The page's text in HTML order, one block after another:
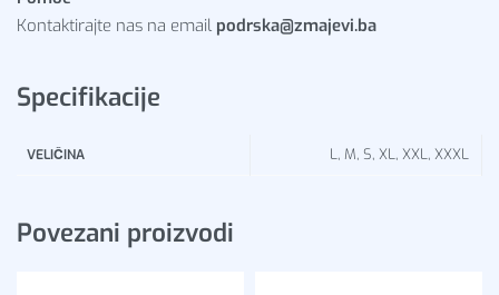
Kontaktirajte nas na email podrska@zmajevi.ba
Specifikacije
VELIČINA L, M, S, XL, XXL, XXXL
Povezani proizvodi